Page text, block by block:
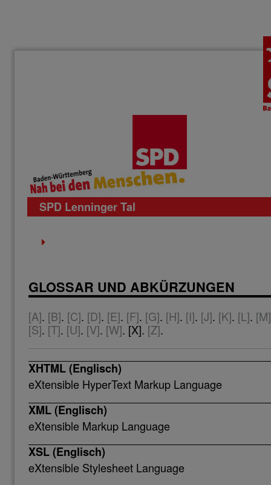
SPD Lenninger Tal
GLOSSAR UND ABKÜRZUNGEN
[A]. [B]. [C]. [D]. [E]. [F]. [G]. [H]. [I]. [J]. [K]. [L]. [M]
[S]. [T]. [U]. [V]. [W]. [X]. [Z].
XHTML (Englisch)
eXtensible HyperText Markup Language
XML (Englisch)
eXtensible Markup Language
XSL (Englisch)
eXtensible Stylesheet Language